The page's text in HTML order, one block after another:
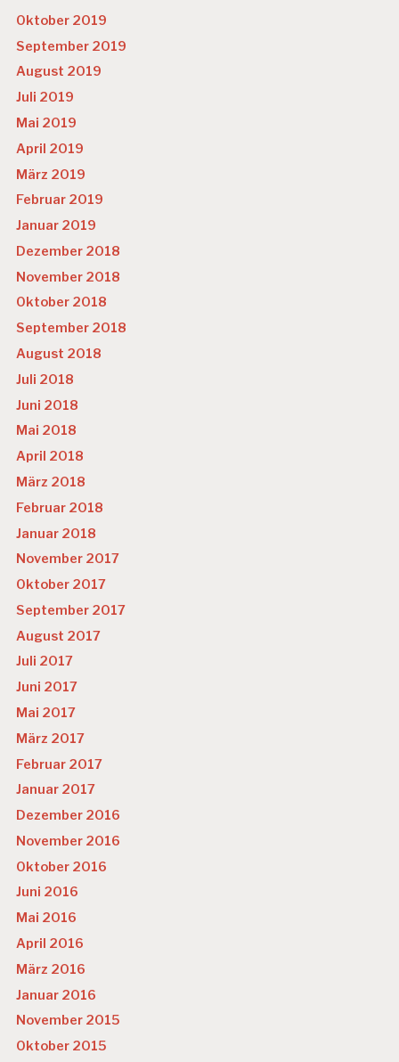
Oktober 2019
September 2019
August 2019
Juli 2019
Mai 2019
April 2019
März 2019
Februar 2019
Januar 2019
Dezember 2018
November 2018
Oktober 2018
September 2018
August 2018
Juli 2018
Juni 2018
Mai 2018
April 2018
März 2018
Februar 2018
Januar 2018
November 2017
Oktober 2017
September 2017
August 2017
Juli 2017
Juni 2017
Mai 2017
März 2017
Februar 2017
Januar 2017
Dezember 2016
November 2016
Oktober 2016
Juni 2016
Mai 2016
April 2016
März 2016
Januar 2016
November 2015
Oktober 2015